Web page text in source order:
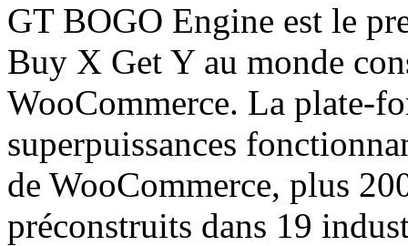
GT BOGO Engine est le
Buy X Get Y au monde
WooCommerce. La plate-
superpuissances
de WooCommerce, plus
préconstruits dans 19